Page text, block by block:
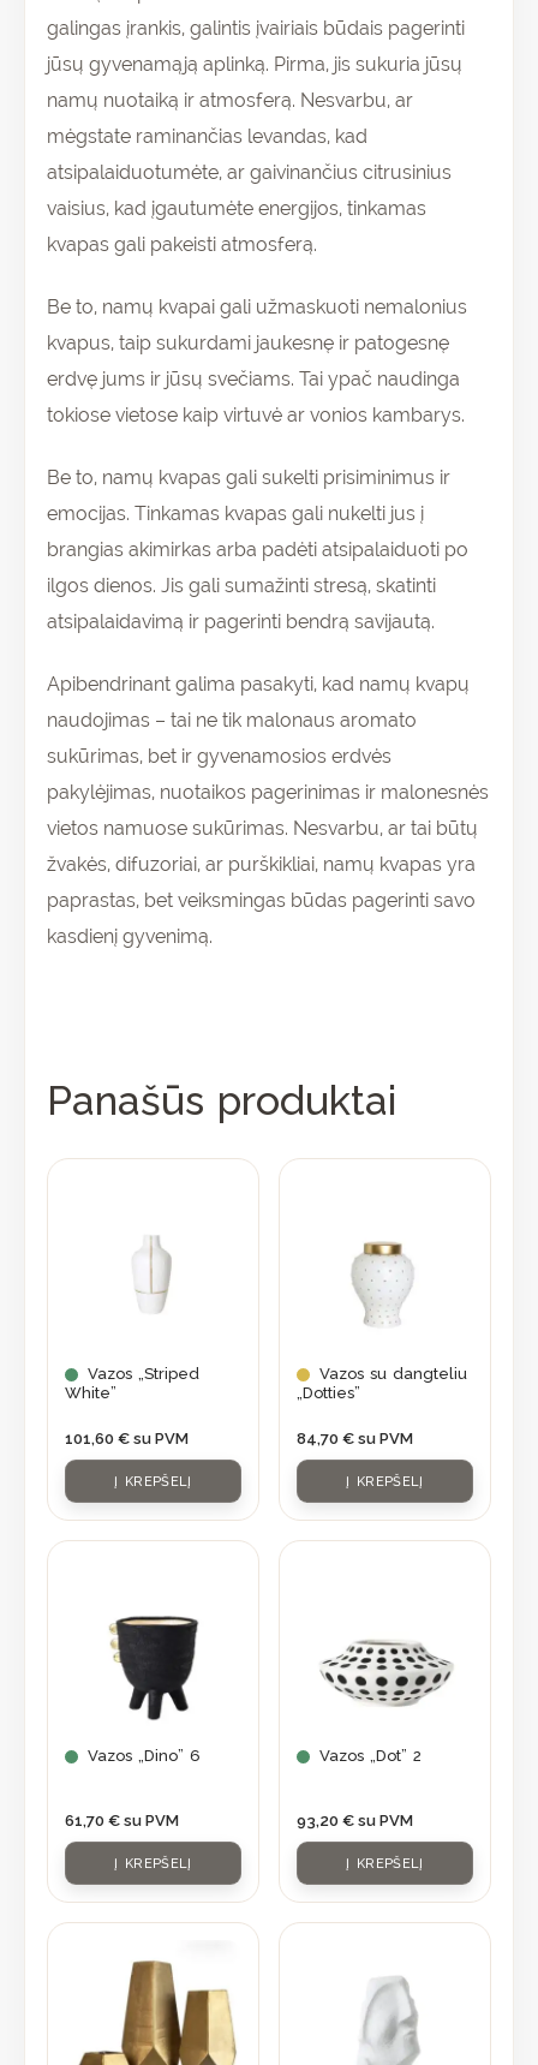
galingas įrankis, galintis įvairiais būdais pagerinti
jūsų gyvenamąją aplinką. Pirma, jis sukuria jūsų
namų nuotaiką ir atmosferą. Nesvarbu, ar
mėgstate raminančias levandas, kad
atsipalaiduotumėte, ar gaivinančius citrusinius
vaisius, kad įgautumėte energijos, tinkamas
kvapas gali pakeisti atmosferą.
Be to, namų kvapai gali užmaskuoti nemalonius
kvapus, taip sukurdami jaukesnę ir patogesnę
erdvę jums ir jūsų svečiams. Tai ypač naudinga
tokiose vietose kaip virtuvė ar vonios kambarys.
Be to, namų kvapas gali sukelti prisiminimus ir
emocijas. Tinkamas kvapas gali nukelti jus į
brangias akimirkas arba padėti atsipalaiduoti po
ilgos dienos. Jis gali sumažinti stresą, skatinti
atsipalaidavimą ir pagerinti bendrą savijautą.
Apibendrinant galima pasakyti, kad namų kvapų
naudojimas – tai ne tik malonaus aromato
sukūrimas, bet ir gyvenamosios erdvės
pakylėjimas, nuotaikos pagerinimas ir malonesnės
vietos namuose sukūrimas. Nesvarbu, ar tai būtų
žvakės, difuzoriai, ar purškikliai, namų kvapas yra
paprastas, bet veiksmingas būdas pagerinti savo
kasdienį gyvenimą.
Panašūs produktai
Vazos „Striped
White”
101,60 € su PVM
Į KREPŠELĮ
Vazos su dangteliu
„Dotties”
84,70 € su PVM
Į KREPŠELĮ
Vazos „Dino” 6
61,70 € su PVM
Į KREPŠELĮ
Vazos „Dot” 2
93,20 € su PVM
Į KREPŠELĮ
multiple
variants.